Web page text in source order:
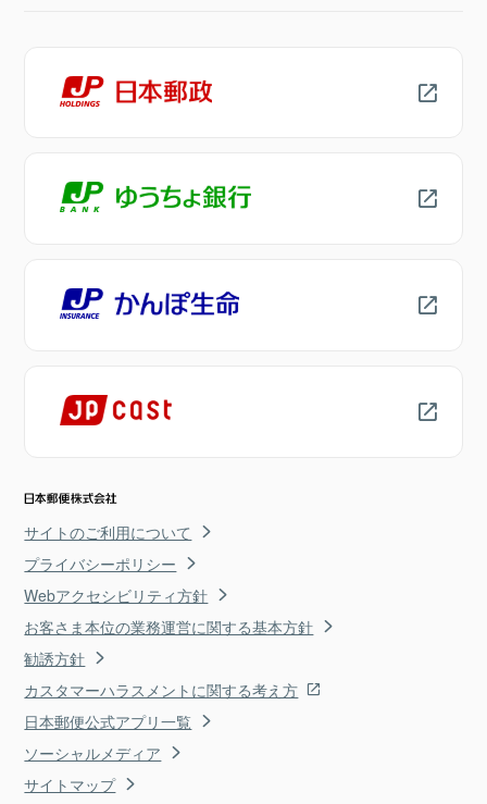
サイトのご利用について
プライバシーポリシー
Webアクセシビリティ方針
お客さま本位の業務運営に関する基本方針
勧誘方針
カスタマーハラスメントに関する考え方
日本郵便公式アプリ一覧
ソーシャルメディア
サイトマップ